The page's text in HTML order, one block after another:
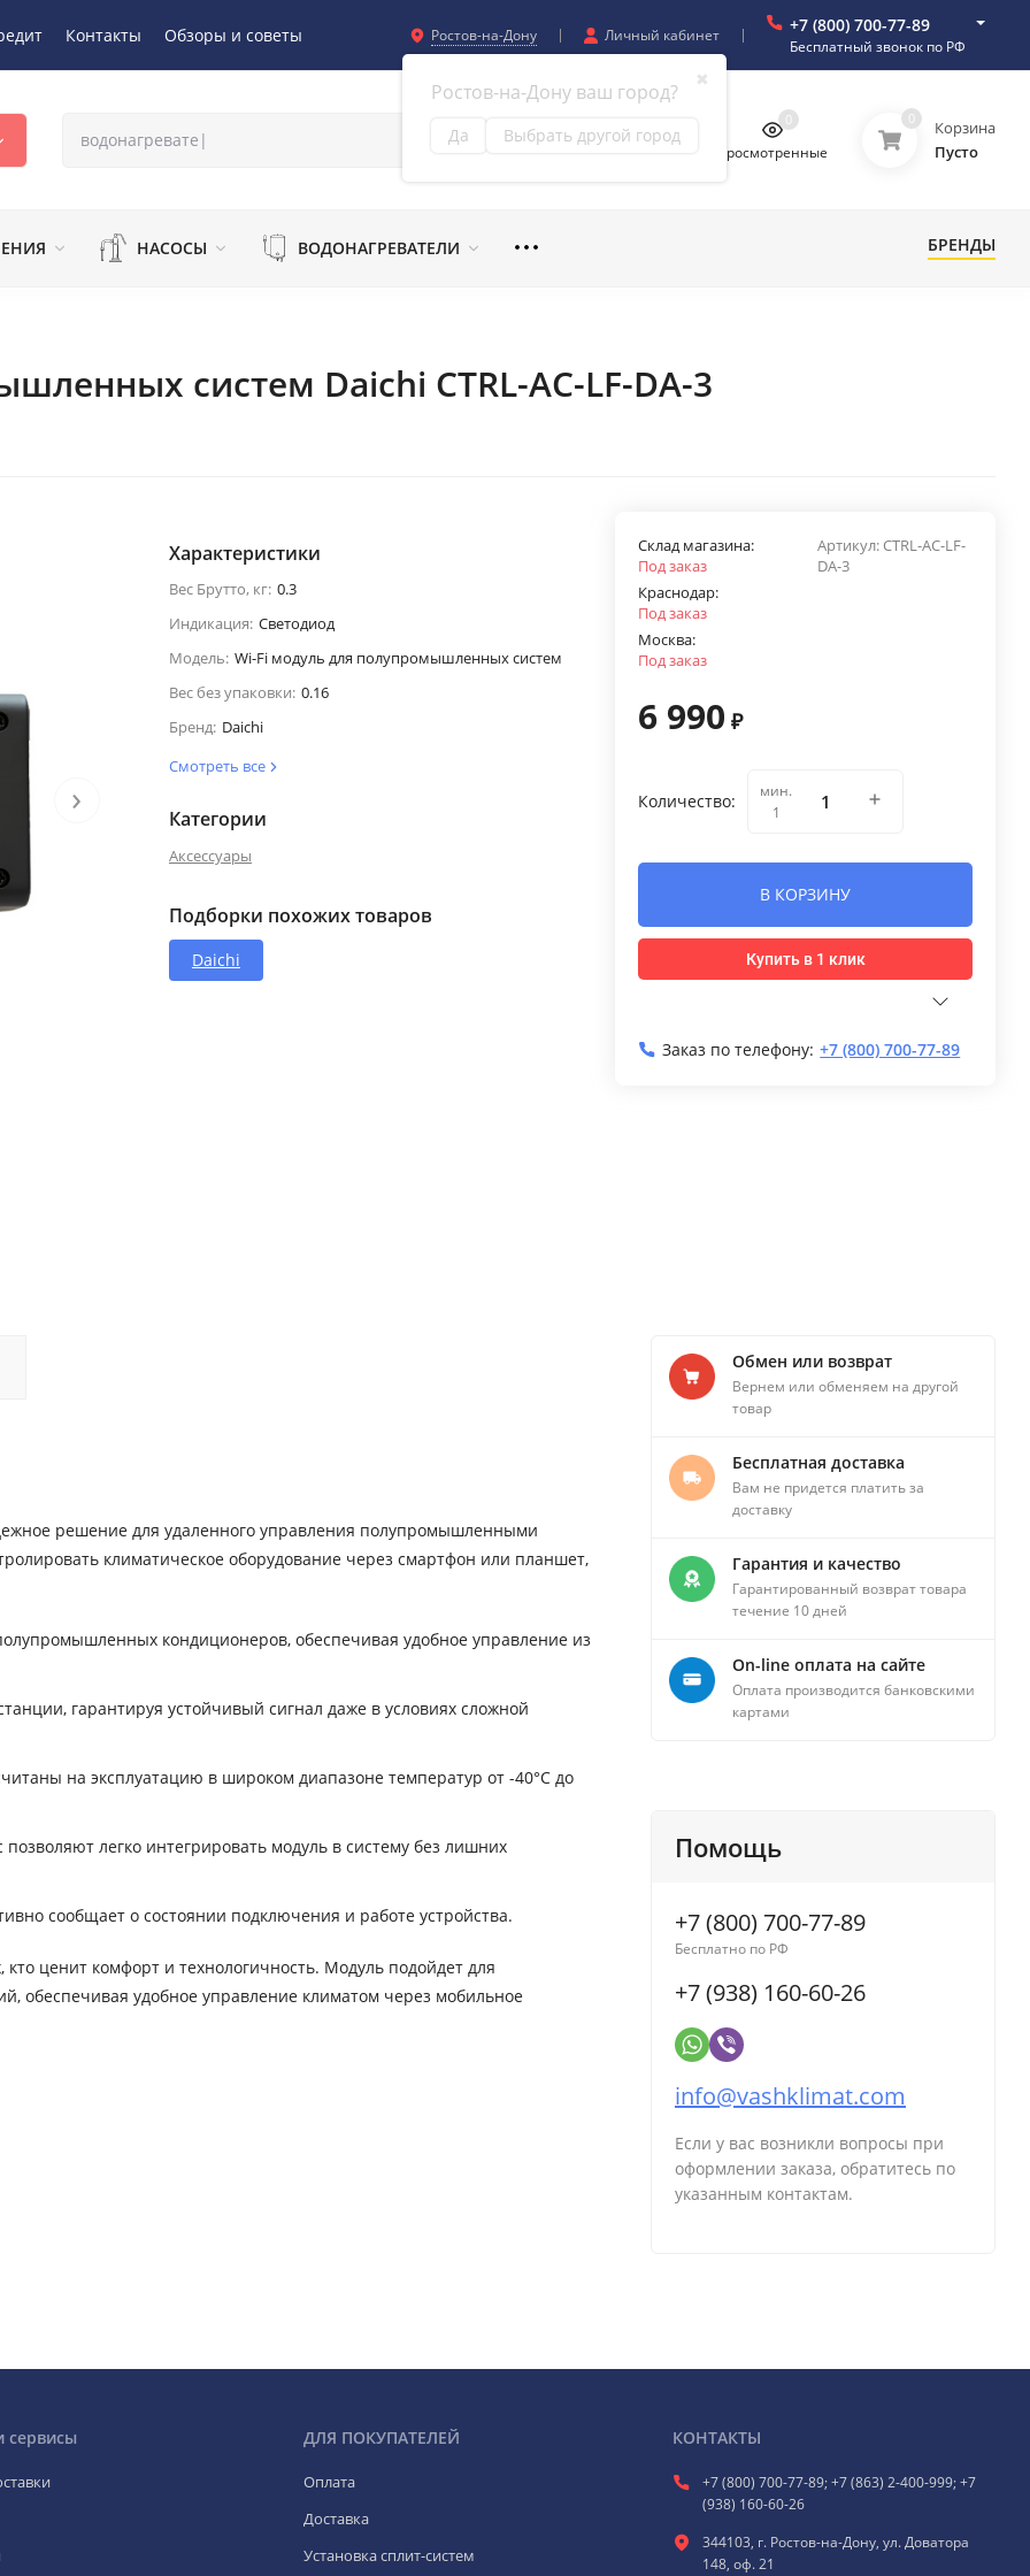
Контакты Обзоры и советы Ростов-на-Дону
✖
Ростов-на-Дону ваш город?
Да Выбрать другой город
Личный кабинет +7 (800) 700-77-89
Бесплатный звонок по РФ
Просмотренные
0 0
Корзина
Пусто
НАСОСЫ ВОДОНАГРЕВАТЕЛИ БРЕНДЫ
систем Daichi CTRL-AC-LF-DA-3
›
Характеристики
Вес Брутто, кг: 0.3
Индикация: Светодиод
Модель: Wi-Fi модуль для полупромышленных систем
Вес без упаковки: 0.16
Бренд: Daichi
Смотреть все
Категории
Аксессуары
Подборки похожих товаров
Daichi
Артикул: CTRL-AC-LF-
DA-3
Склад магазина:
Под заказ
Краснодар:
Под заказ
Москва:
Под заказ
6 990 ₽
Количество:
мин.
1
В КОРЗИНУ
Купить в 1 клик
Заказ по телефону: +7 (800) 700-77-89
решение для удаленного управления полупромышленными
климатическое оборудование через смартфон или планшет,
кондиционеров, обеспечивая удобное управление из
гарантируя устойчивый сигнал даже в условиях сложной
на эксплуатацию в широком диапазоне температур от -40°C до
легко интегрировать модуль в систему без лишних
сообщает о состоянии подключения и работе устройства.
ценит комфорт и технологичность. Модуль подойдет для
обеспечивая удобное управление климатом через мобильное
Обмен или возврат
Вернем или обменяем на другой
товар
Бесплатная доставка
Вам не придется платить за
доставку
Гарантия и качество
Гарантированный возврат товара
течение 10 дней
On-line оплата на сайте
Оплата производится банковскими
картами
Помощь
+7 (800) 700-77-89
Бесплатно по РФ
+7 (938) 160-60-26
info@vashklimat.com
Если у вас возникли вопросы при
оформлении заказа, обратитесь по
указанным контактам.
сервисы ДЛЯ ПОКУПАТЕЛЕЙ
Оплата
Доставка
Установка сплит-систем
КОНТАКТЫ
+7 (800) 700-77-89; +7 (863) 2-400-999; +7
(938) 160-60-26
344103, г. Ростов-на-Дону, ул. Доватора
148, оф. 21